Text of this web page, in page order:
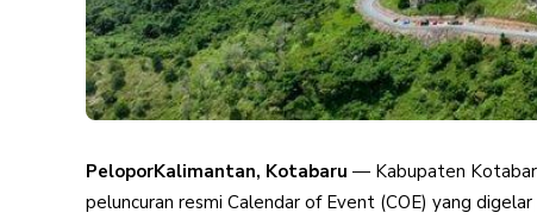
PeloporKalimantan, Kotabaru — Kabupaten
peluncuran resmi Calendar of Event (COE) yang